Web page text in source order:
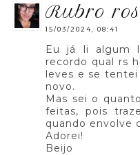
rubro
15/03/2024, 08:41
Eu já li algum
recordo qual rs
leves e se tentei
novo.
Mas sei o
feitas, pois
quando envolve
Adorei!
Beijo